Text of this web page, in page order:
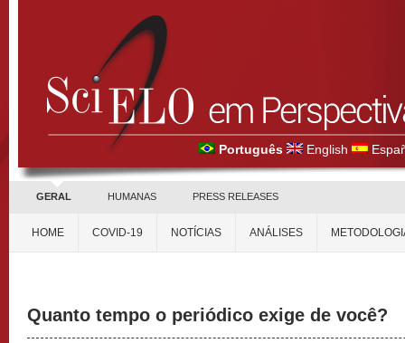
Português English
GERAL HUMANAS PRESS RELEASES
HOME COVID-19 NOTÍCIAS ANÁLISES
Quanto tempo o periódico exige de você?